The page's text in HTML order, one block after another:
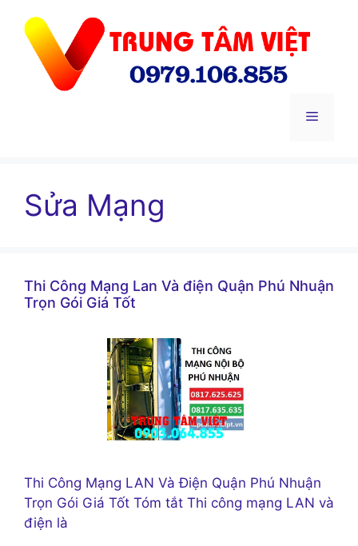
Menu
Sửa Mạng
Thi Công Mạng Lan Và điện Quận Phú Nhuận
Trọn Gói Giá Tốt
Thi Công Mạng LAN Và Điện Quận Phú Nhuận
Trọn Gói Giá Tốt Tóm tắt Thi công mạng LAN và
điện là